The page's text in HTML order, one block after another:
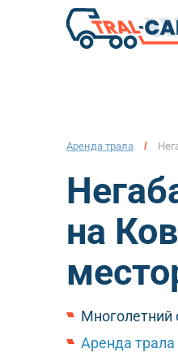
Аренда трала /
на
Многолетний
Аренда трала